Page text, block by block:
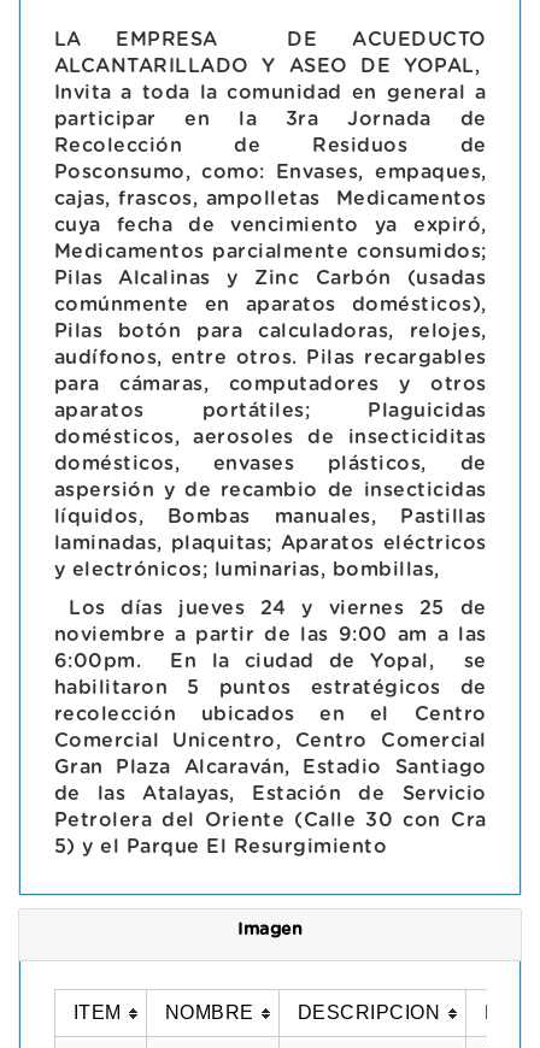
LA EMPRESA DE ACUEDUCTO
ALCANTARILLADO Y ASEO DE YOPAL,
Invita a toda la comunidad en general a
participar en la 3ra Jornada de
Recolección de Residuos de
Posconsumo, como:
Envases, empaques,
cajas, frascos, ampolletas
Medicamentos
cuya fecha de vencimiento ya expiró,
Medicamentos parcialmente consumidos;
Pilas Alcalinas y Zinc Carbón (usadas
comúnmente en aparatos domésticos),
Pilas botón para calculadoras, relojes,
audífonos, entre otros. Pilas recargables
para cámaras, computadores y otros
aparatos portátiles; Plaguicidas
domésticos, aerosoles de insecticiditas
domésticos, envases plásticos, de
aspersión y de recambio de insecticidas
líquidos, Bombas manuales, Pastillas
laminadas, plaquitas; Aparatos eléctricos
y electrónicos; luminarias, bombillas,
Los días jueves 24 y viernes 25 de
noviembre a partir de las 9:00 am a las
6:00pm. En la ciudad de Yopal, se
habilitaron 5 puntos estratégicos de
recolección ubicados en el Centro
Comercial Unicentro, Centro Comercial
Gran Plaza Alcaraván, Estadio Santiago
de las Atalayas, Estación de Servicio
Petrolera del Oriente (Calle 30 con Cra
5) y el Parque El Resurgimiento
Imagen
ITEM NOMBRE DESCRIPCION